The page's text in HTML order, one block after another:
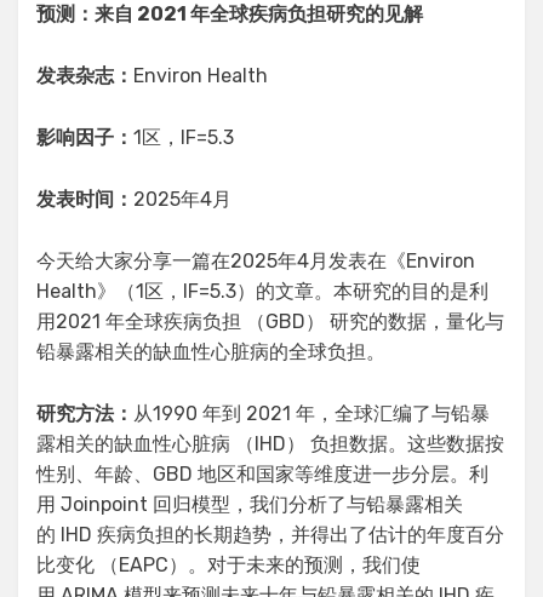
预测：来自 2021 年全球疾病负担研究的见解
发表杂志： Environ Health
影响因子： 1区，IF=5.3
发表时间： 2025年4月
今天给大家分享一篇在2025年4月发表在《Environ
Health》（1区，IF=5.3）的文章。本研究的目的是利
用2021 年全球疾病负担 （GBD） 研究的数据，量化与
铅暴露相关的缺血性心脏病的全球负担。
研究方法： 从1990 年到 2021 年，全球汇编了与铅暴
露相关的缺血性心脏病 （IHD） 负担数据。这些数据按
性别、年龄、GBD 地区和国家等维度进一步分层。利
用 Joinpoint 回归模型，我们分析了与铅暴露相关
的 IHD 疾病负担的长期趋势，并得出了估计的年度百分
比变化 （EAPC）。对于未来的预测，我们使